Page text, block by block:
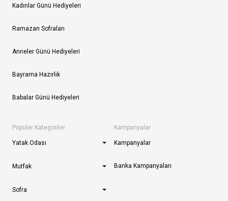
Kadınlar Günü Hediyeleri
Ramazan Sofraları
Anneler Günü Hediyeleri
Bayrama Hazırlık
Babalar Günü Hediyeleri
Popüler Kategoriler
Yatak Odası
Mutfak
Sofra
Kampanyalar
Kampanyalar
Banka Kampanyaları